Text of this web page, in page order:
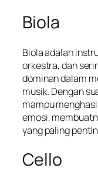
Biola
Biola adalah
orkestra, dan
dominan dalam
musik. Dengan
mampu
emosi,
yang paling
Cello